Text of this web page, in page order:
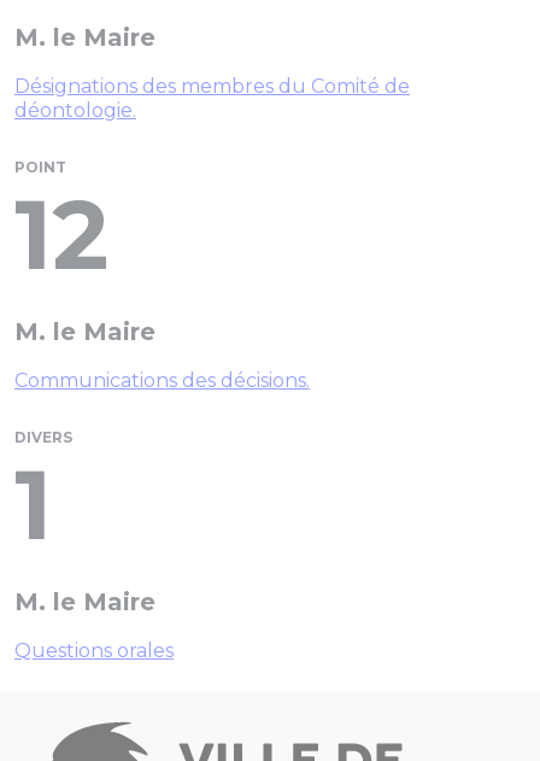
M. le Maire
Désignations des membres du Comité de
déontologie.
POINT
12
M. le Maire
Communications des décisions.
DIVERS
1
M. le Maire
Questions orales